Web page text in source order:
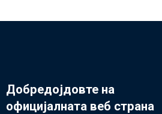
Добредојдовте на
официјалната веб страна